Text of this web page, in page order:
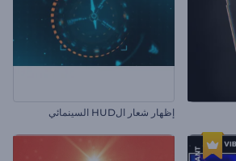
إظهار شعار الHUD السينمائي